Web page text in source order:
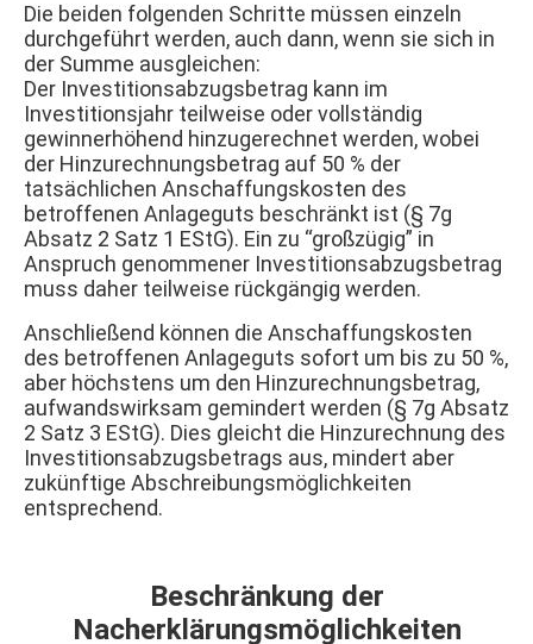
Die beiden folgenden Schritte müssen einzeln
durchgeführt werden, auch dann, wenn sie sich in
der Summe ausgleichen:
Der Investitionsabzugsbetrag kann im
Investitionsjahr teilweise oder vollständig
gewinnerhöhend hinzugerechnet werden, wobei
der Hinzurechnungsbetrag auf 50 % der
tatsächlichen Anschaffungskosten des
betroffenen Anlageguts beschränkt ist (§ 7g
Absatz 2 Satz 1 EStG). Ein zu “großzügig” in
Anspruch genommener Investitionsabzugsbetrag
muss daher teilweise rückgängig werden.
Anschließend können die Anschaffungskosten
des betroffenen Anlageguts sofort um bis zu 50 %,
aber höchstens um den Hinzurechnungsbetrag,
aufwandswirksam gemindert werden (§ 7g Absatz
2 Satz 3 EStG). Dies gleicht die Hinzurechnung des
Investitionsabzugsbetrags aus, mindert aber
zukünftige Abschreibungsmöglichkeiten
entsprechend.
Beschränkung der
Nacherklärungsmöglichkeiten